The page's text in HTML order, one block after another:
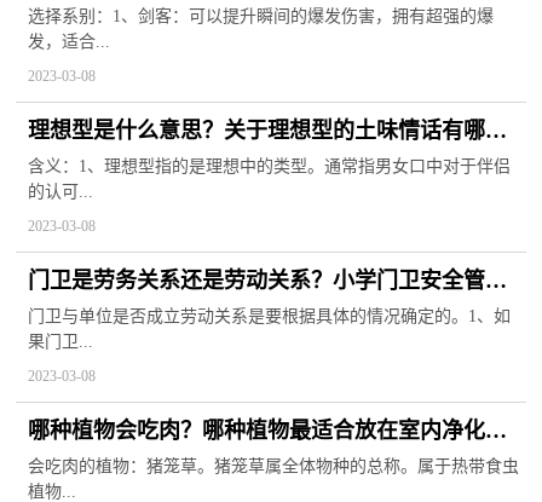
法
选择系别：1、剑客：可以提升瞬间的爆发伤害，拥有超强的爆
发，适合...
2023-03-08
理想型是什么意思？关于理想型的土味情话有哪
些？
含义：1、理想型指的是理想中的类型。通常指男女口中对于伴侣
的认可...
2023-03-08
门卫是劳务关系还是劳动关系？小学门卫安全管理
制度
门卫与单位是否成立劳动关系是要根据具体的情况确定的。1、如
果门卫...
2023-03-08
哪种植物会吃肉？哪种植物最适合放在室内净化空
气？
会吃肉的植物：猪笼草。猪笼草属全体物种的总称。属于热带食虫
植物...